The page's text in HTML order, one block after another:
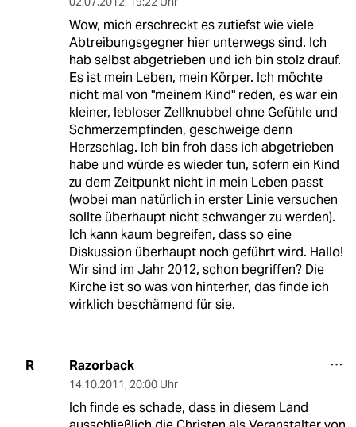
Wow, mich erschreckt es zutiefst wie viele
Abtreibungsgegner hier unterwegs sind. Ich
hab selbst abgetrieben und ich bin stolz drauf.
Es ist mein Leben, mein Körper. Ich möchte
nicht mal von "meinem Kind" reden, es war ein
kleiner, lebloser Zellknubbel ohne Gefühle und
Schmerzempfinden, geschweige denn
Herzschlag. Ich bin froh dass ich abgetrieben
habe und würde es wieder tun, sofern ein Kind
zu dem Zeitpunkt nicht in mein Leben passt
(wobei man natürlich in erster Linie versuchen
sollte überhaupt nicht schwanger zu werden).
Ich kann kaum begreifen, dass so eine
Diskussion überhaupt noch geführt wird. Hallo!
Wir sind im Jahr 2012, schon begriffen? Die
Kirche ist so was von hinterher, das finde ich
wirklich beschämend für sie.
R Razorback
14.10.2011, 20:00 Uhr
Ich finde es schade, dass in diesem Land